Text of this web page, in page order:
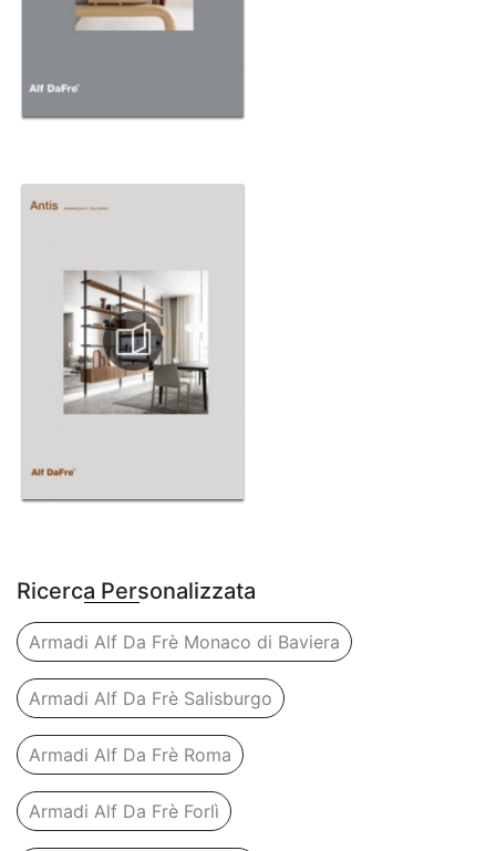
Ricerca Personalizzata
Armadi Alf Da Frè Monaco di Baviera
Armadi Alf Da Frè Salisburgo
Armadi Alf Da Frè Roma
Armadi Alf Da Frè Forlì